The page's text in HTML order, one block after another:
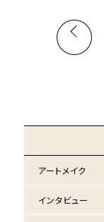
アートメイク
インタビュー